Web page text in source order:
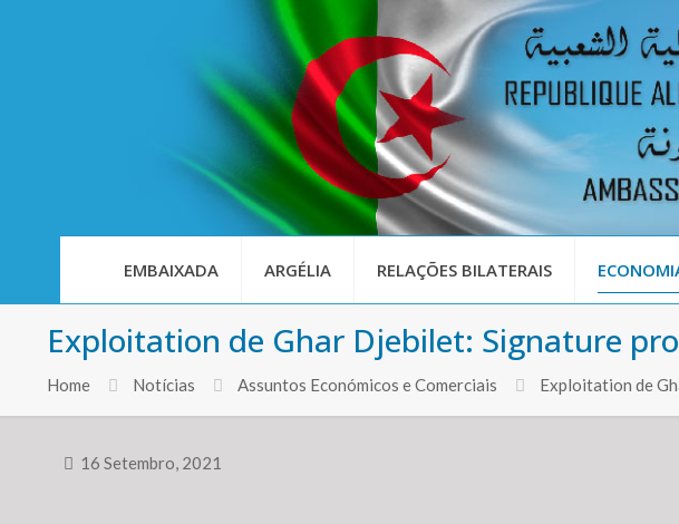
EMBAIXADA ARGÉLIA RELAÇÕES BILATERAIS
Exploitation de Ghar Djebilet: Signature
Home Notícias Assuntos Económicos e Comerciais Exploitation de
16 Setembro, 2021